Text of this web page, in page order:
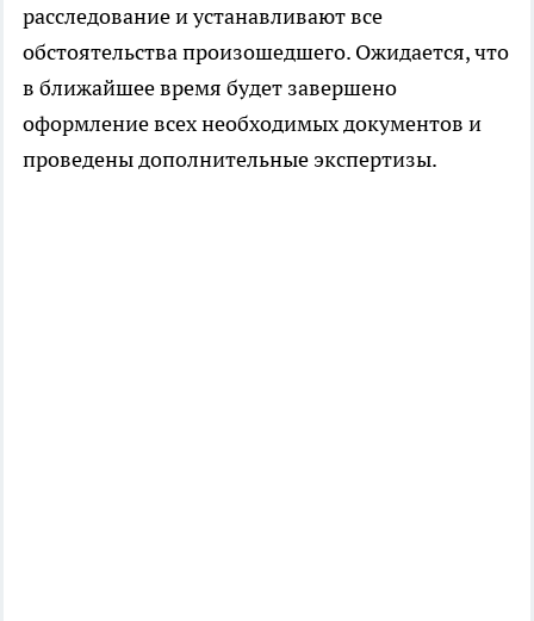
расследование и устанавливают все
обстоятельства произошедшего. Ожидается, что
в ближайшее время будет завершено
оформление всех необходимых документов и
проведены дополнительные экспертизы.